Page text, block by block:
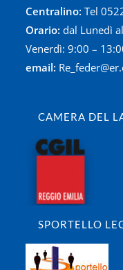
Centralino: Tel
Orario: dal Lunedì
Venerdì: 9:00 –
email:
CAMERA DEL
SPORTELLO